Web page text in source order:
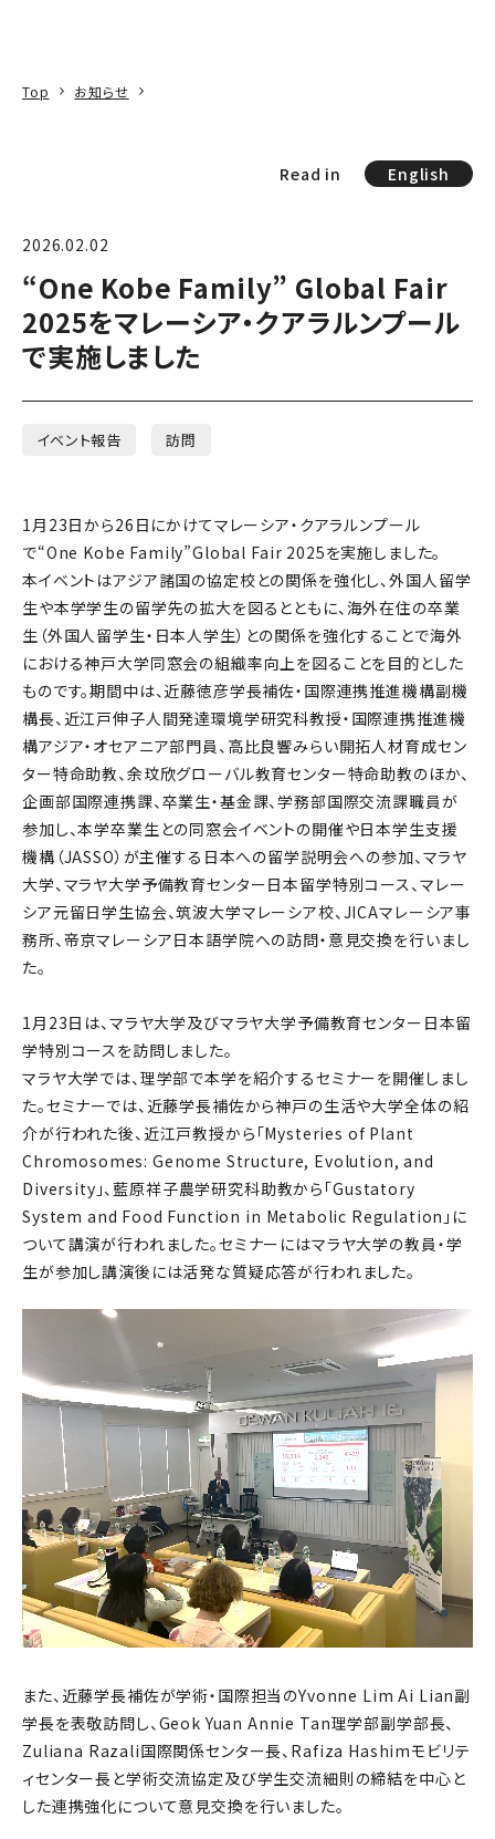
Top お知らせ
Read in English
2026.02.02
“One Kobe Family” Global Fair
2025をマレーシア・クアラルンプール
で実施しました
イベント報告 訪問
1月23日から26日にかけてマレーシア・クアラルンプール
で“One Kobe Family”Global Fair 2025を実施しました。
本イベントはアジア諸国の協定校との関係を強化し、外国人留学
生や本学学生の留学先の拡大を図るとともに、海外在住の卒業
生（外国人留学生・日本人学生）との関係を強化することで海外
における神戸大学同窓会の組織率向上を図ることを目的とした
ものです。期間中は、近藤徳彦学長補佐・国際連携推進機構副機
構長、近江戸伸子人間発達環境学研究科教授・国際連携推進機
構アジア・オセアニア部門員、高比良響みらい開拓人材育成セン
ター特命助教、余玟欣グローバル教育センター特命助教のほか、
企画部国際連携課、卒業生・基金課、学務部国際交流課職員が
参加し、本学卒業生との同窓会イベントの開催や日本学生支援
機構（JASSO）が主催する日本への留学説明会への参加、マラヤ
大学、マラヤ大学予備教育センター日本留学特別コース、マレー
シア元留日学生協会、筑波大学マレーシア校、JICAマレーシア事
務所、帝京マレーシア日本語学院への訪問・意見交換を行いまし
た。
1月23日は、マラヤ大学及びマラヤ大学予備教育センター日本留
学特別コースを訪問しました。
マラヤ大学では、理学部で本学を紹介するセミナーを開催しまし
た。セミナーでは、近藤学長補佐から神戸の生活や大学全体の紹
介が行われた後、近江戸教授から「Mysteries of Plant
Chromosomes: Genome Structure, Evolution, and
Diversity」、藍原祥子農学研究科助教から「Gustatory
System and Food Function in Metabolic Regulation」に
ついて講演が行われました。セミナーにはマラヤ大学の教員・学
生が参加し講演後には活発な質疑応答が行われました。
また、近藤学長補佐が学術・国際担当のYvonne Lim Ai Lian副
学長を表敬訪問し、Geok Yuan Annie Tan理学部副学部長、
Zuliana Razali国際関係センター長、Rafiza Hashimモビリテ
ィセンター長と学術交流協定及び学生交流細則の締結を中心と
した連携強化について意見交換を行いました。